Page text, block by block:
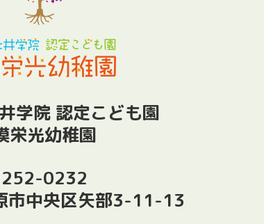
学院 認定こども園
栄光幼稚園
252-0232
市中央区矢部3-11-13